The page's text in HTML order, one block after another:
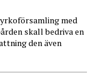
med
skall bedriva en
den även